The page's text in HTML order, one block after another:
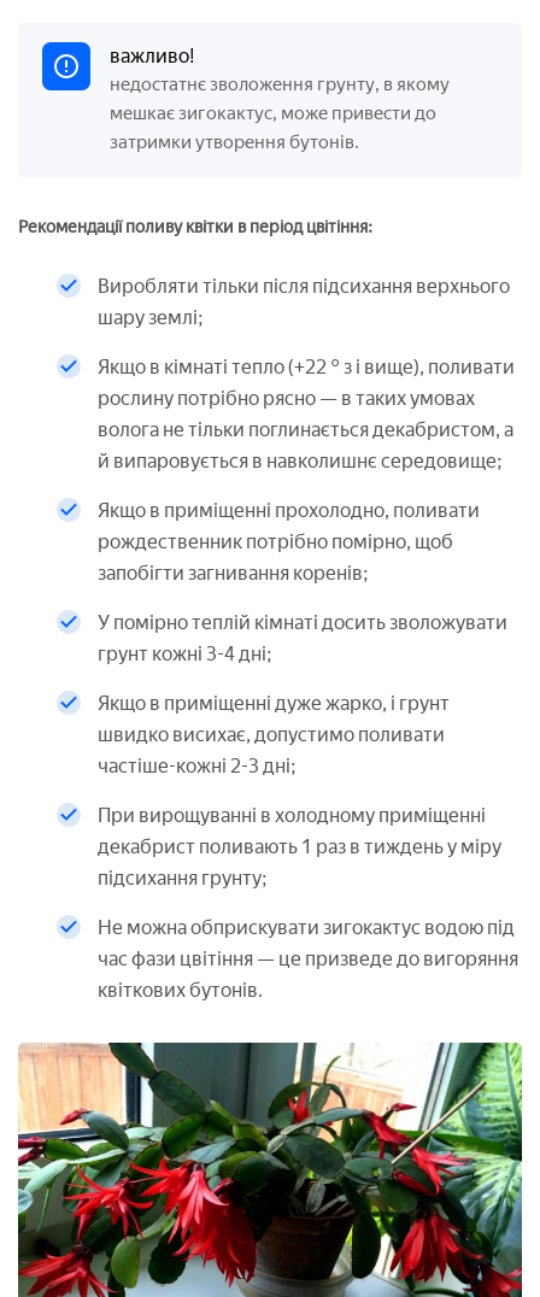
важливо!
недостатнє зволоження грунту, в якому
мешкає зигокактус, може привести до
затримки утворення бутонів.
Рекомендації поливу квітки в період цвітіння:
Виробляти тільки після підсихання верхнього
шару землі;
Якщо в кімнаті тепло (+22 ° з і вище), поливати
рослину потрібно рясно — в таких умовах
волога не тільки поглинається декабристом, а
й випаровується в навколишнє середовище;
Якщо в приміщенні прохолодно, поливати
рождественник потрібно помірно, щоб
запобігти загнивання коренів;
У помірно теплій кімнаті досить зволожувати
грунт кожні 3-4 дні;
Якщо в приміщенні дуже жарко, і грунт
швидко висихає, допустимо поливати
частіше-кожні 2-3 дні;
При вирощуванні в холодному приміщенні
декабрист поливають 1 раз в тиждень у міру
підсихання грунту;
Не можна обприскувати зигокактус водою під
час фази цвітіння — це призведе до вигоряння
квіткових бутонів.